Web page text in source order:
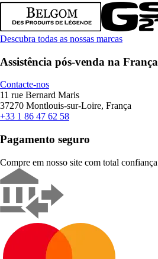
Descubra todas as nossas marcas
Assistência pós-venda na França
Contacte-nos
11 rue Bernard Maris
37270 Montlouis-sur-Loire, França
+33 1 86 47 62 58
Pagamento seguro
Compre em nosso site com total confiança